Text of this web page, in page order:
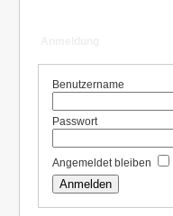
Benutzername
Passwort
Angemeldet bleiben